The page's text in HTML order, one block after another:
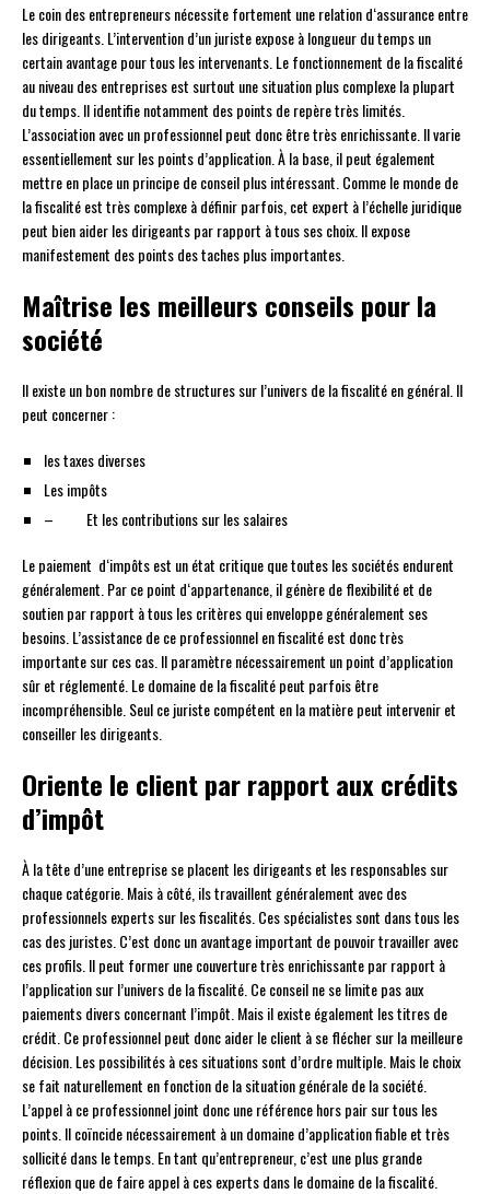
Le coin des entrepreneurs nécessite fortement une relation d‘assurance entre
les dirigeants. L’intervention d’un juriste expose à longueur du temps un
certain avantage pour tous les intervenants. Le fonctionnement de la fiscalité
au niveau des entreprises est surtout une situation plus complexe la plupart
du temps. Il identifie notamment des points de repère très limités.
L’association avec un professionnel peut donc être très enrichissante. Il varie
essentiellement sur les points d’application. À la base, il peut également
mettre en place un principe de conseil plus intéressant. Comme le monde de
la fiscalité est très complexe à définir parfois, cet expert à l’échelle juridique
peut bien aider les dirigeants par rapport à tous ses choix. Il expose
manifestement des points des taches plus importantes.
Maîtrise les meilleurs conseils pour la
société
Il existe un bon nombre de structures sur l’univers de la fiscalité en général. Il
peut concerner :
les taxes diverses
Les impôts
– Et les contributions sur les salaires
Le paiement d‘impôts est un état critique que toutes les sociétés endurent
généralement. Par ce point d‘appartenance, il génère de flexibilité et de
soutien par rapport à tous les critères qui enveloppe généralement ses
besoins. L’assistance de ce professionnel en fiscalité est donc très
importante sur ces cas. Il paramètre nécessairement un point d’application
sûr et réglementé. Le domaine de la fiscalité peut parfois être
incompréhensible. Seul ce juriste compétent en la matière peut intervenir et
conseiller les dirigeants.
Oriente le client par rapport aux crédits
d’impôt
À la tête d’une entreprise se placent les dirigeants et les responsables sur
chaque catégorie. Mais à côté, ils travaillent généralement avec des
professionnels experts sur les fiscalités. Ces spécialistes sont dans tous les
cas des juristes. C’est donc un avantage important de pouvoir travailler avec
ces profils. Il peut former une couverture très enrichissante par rapport à
l’application sur l’univers de la fiscalité. Ce conseil ne se limite pas aux
paiements divers concernant l’impôt. Mais il existe également les titres de
crédit. Ce professionnel peut donc aider le client à se flécher sur la meilleure
décision. Les possibilités à ces situations sont d’ordre multiple. Mais le choix
se fait naturellement en fonction de la situation générale de la société.
L’appel à ce professionnel joint donc une référence hors pair sur tous les
points. Il coïncide nécessairement à un domaine d’application fiable et très
sollicité dans le temps. En tant qu’entrepreneur, c’est une plus grande
réflexion que de faire appel à ces experts dans le domaine de la fiscalité.